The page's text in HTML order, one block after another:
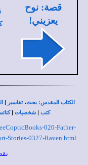
قصة: نوح
يعزيني!
الكتاب المقدس: بحث،تفاسير |
كتب | شخصيات |
020-Father-
Stories-0327-Raven.html